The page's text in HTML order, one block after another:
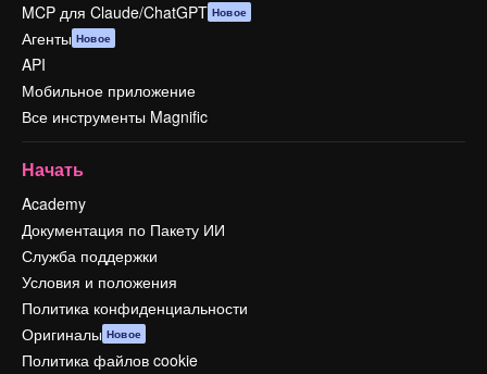
MCP для Claude/ChatGPT Новое
Агенты Новое
API
Мобильное приложение
Все инструменты Magnific
Начать
Academy
Документация по Пакету ИИ
Служба поддержки
Условия и положения
Политика конфиденциальности
Оригиналы Новое
Политика файлов cookie